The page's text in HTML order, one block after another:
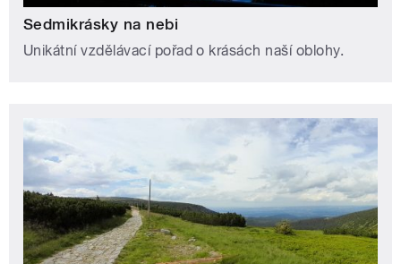
Sedmikrásky na nebi
Unikátní vzdělávací pořad o krásách naší oblohy.